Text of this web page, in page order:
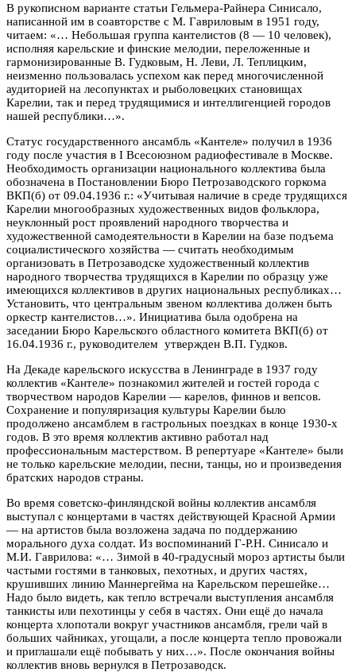
В рукописном варианте статьи Гельмера-Райнера Синисало,
написанной им в соавторстве с М. Гавриловым в 1951 году,
читаем: «… Небольшая группа кантелистов (8 — 10 человек),
исполняя карельские и финские мелодии, переложенные и
гармонизированные В. Гудковым, Н. Леви, Л. Теплицким,
неизменно пользовалась успехом как перед многочисленной
аудиторией на лесопунктах и рыболовецких становищах
Карелии, так и перед трудящимися и интеллигенцией городов
нашей республики…».
Статус государственного ансамбль «Кантеле» получил в 1936
году после участия в I Всесоюзном радиофестивале в Москве.
Необходимость организации национального коллектива была
обозначена в Постановлении Бюро Петрозаводского горкома
ВКП(б) от 09.04.1936 г.: «Учитывая наличие в среде трудящихся
Карелии многообразных художественных видов фольклора,
неуклонный рост проявлений народного творчества и
художественной самодеятельности в Карелии на базе подъема
социалистического хозяйства — считать необходимым
организовать в Петрозаводске художественный коллектив
народного творчества трудящихся в Карелии по образцу уже
имеющихся коллективов в других национальных республиках…
Установить, что центральным звеном коллектива должен быть
оркестр кантелистов…». Инициатива была одобрена на
заседании Бюро Карельского областного комитета ВКП(б) от
16.04.1936 г., руководителем утвержден В.П. Гудков.
На Декаде карельского искусства в Ленинграде в 1937 году
коллектив «Кантеле» познакомил жителей и гостей города с
творчеством народов Карелии — карелов, финнов и вепсов.
Сохранение и популяризация культуры Карелии было
продолжено ансамблем в гастрольных поездках в конце 1930-х
годов. В это время коллектив активно работал над
профессиональным мастерством. В репертуаре «Кантеле» были
не только карельские мелодии, песни, танцы, но и произведения
братских народов страны.
Во время советско-финляндской войны коллектив ансамбля
выступал с концертами в частях действующей Красной Армии
— на артистов была возложена задача по поддержанию
морального духа солдат. Из воспоминаний Г-Р.Н. Синисало и
М.И. Гаврилова: «… Зимой в 40-градусный мороз артисты были
частыми гостями в танковых, пехотных, и других частях,
крушивших линию Маннергейма на Карельском перешейке…
Надо было видеть, как тепло встречали выступления ансамбля
танкисты или пехотинцы у себя в частях. Они ещё до начала
концерта хлопотали вокруг участников ансамбля, грели чай в
больших чайниках, угощали, а после концерта тепло провожали
и приглашали ещё побывать у них…». После окончания войны
коллектив вновь вернулся в Петрозаводск.